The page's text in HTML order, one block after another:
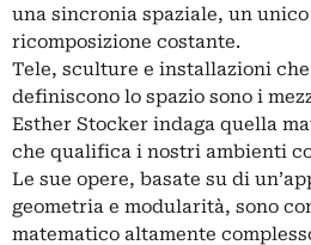
una sincronia spaziale, un
ricomposizione costante.
Tele, sculture e installazioni
definiscono lo spazio sono i
Esther Stocker indaga quella
che qualifica i nostri ambienti
Le sue opere, basate su di
geometria e modularità, sono
matematico altamente